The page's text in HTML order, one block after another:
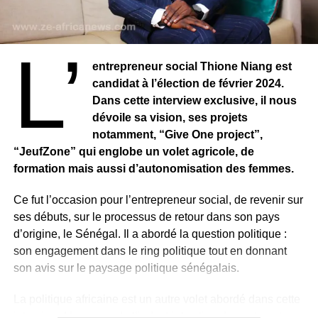
L’
entrepreneur social Thione Niang est
candidat à l’élection de février 2024.
Dans cette interview exclusive, il nous
dévoile sa vision, ses projets
notamment, “Give One project”,
“JeufZone” qui englobe un volet agricole, de
formation mais aussi d’autonomisation des femmes.
Ce fut l’occasion pour l’entrepreneur social, de revenir sur
ses débuts, sur le processus de retour dans son pays
d’origine, le Sénégal. Il a abordé la question politique :
son engagement dans le ring politique tout en donnant
son avis sur le paysage politique sénégalais.